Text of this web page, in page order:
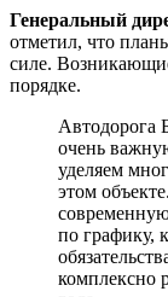
Генеральный
отметил, что
силе.
порядке.
Автодорога
очень
уделяем
этом
по графику,
комплексно